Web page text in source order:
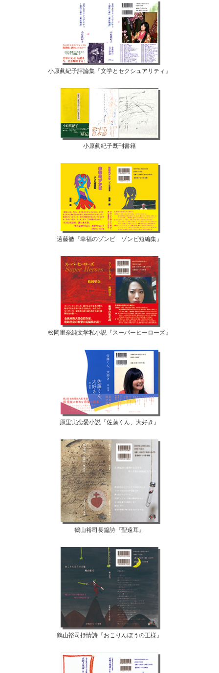
小原眞紀子評論集『文学とセクシュアリティ』
小原眞紀子既刊書籍
遠藤徹『幸福のゾンビ ゾンビ短編集』
松岡里奈純文学私小説『スーパーヒーローズ』
原里実恋愛小説『佐藤くん、大好き』
鶴山裕司長篇詩『聖遠耳』
鶴山裕司抒情詩『おこりんぼうの王様』